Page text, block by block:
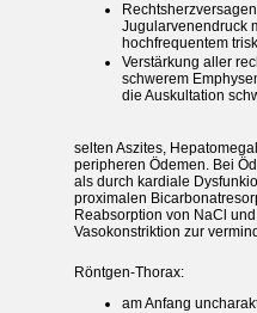
Jugularvenendruck
hochfrequentem
Verstärkung aller
schwerem
die Auskultation
selten Aszites,
peripheren Ödemen. Bei
als durch kardiale
proximalen
Reabsorption von NaCl
Vasokonstriktion zur
Röntgen-Thorax:
am Anfang